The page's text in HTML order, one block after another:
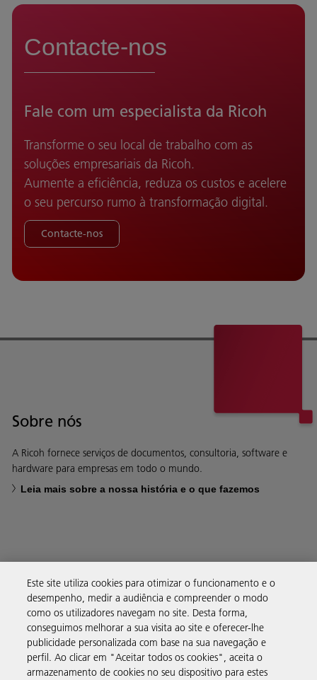
Contacte-nos
Fale com um especialista da Ricoh
Transforme o seu local de trabalho com as
soluções empresariais da Ricoh.
Aumente a eficiência, reduza os custos e acelere
o seu percurso rumo à transformação digital.
Contacte-nos
Sobre nós
A Ricoh fornece serviços de documentos, consultoria, software e
hardware para empresas em todo o mundo.
Leia mais sobre a nossa história e o que fazemos
Produtos e serviços
Assistência e contacto
Este site utiliza cookies para otimizar o funcionamento e o
desempenho, medir a audiência e compreender o modo
como os utilizadores navegam no site. Desta forma,
conseguimos melhorar a sua visita ao site e oferecer-lhe
publicidade personalizada com base na sua navegação e
perfil. Ao clicar em "Aceitar todos os cookies", aceita o
armazenamento de cookies no seu dispositivo para estes